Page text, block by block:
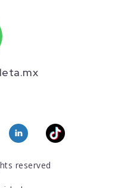
reserved